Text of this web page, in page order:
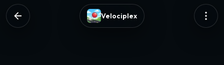
Velociplex